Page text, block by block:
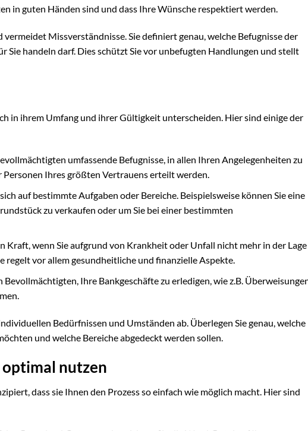
in guten Händen sind und dass Ihre Wünsche respektiert werden.
Missverständnisse. Sie definiert genau, welche Befugnisse der
Sie handeln darf. Dies schützt Sie vor unbefugten Handlungen und stellt
in ihrem Umfang und ihrer Gültigkeit unterscheiden. Hier sind einige der
umfassende Befugnisse, in allen Ihren Angelegenheiten zu
Ihres größten Vertrauens erteilt werden.
auf bestimmte Aufgaben oder Bereiche. Beispielsweise können Sie eine
zu verkaufen oder um Sie bei einer bestimmten
wenn Sie aufgrund von Krankheit oder Unfall nicht mehr in der Lage
regelt vor allem gesundheitliche und finanzielle Aspekte.
Ihre Bankgeschäfte zu erledigen, wie z.B.
Bedürfnissen und Umständen ab. Überlegen Sie genau, welche
und welche Bereiche abgedeckt werden sollen.
nutzen
dass sie Ihnen den Prozess so einfach wie möglich macht. Hier sind